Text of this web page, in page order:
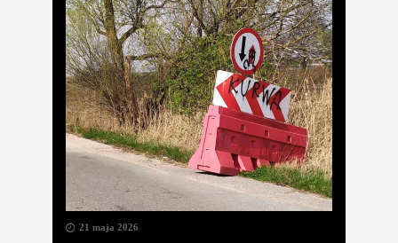
21 maja 2026